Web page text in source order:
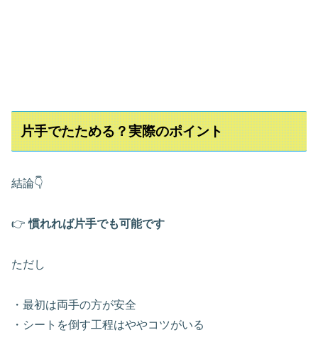
片手でたためる？実際のポイント
結論👇
👉慣れれば片手でも可能です
ただし
・最初は両手の方が安全
・シートを倒す工程はややコツがいる